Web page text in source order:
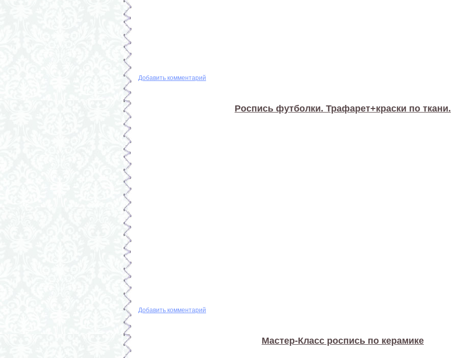
Добавить комментарий
Роспись футболки. Трафарет+краски по ткани.
Добавить комментарий
Мастер-Класс роспись по керамике